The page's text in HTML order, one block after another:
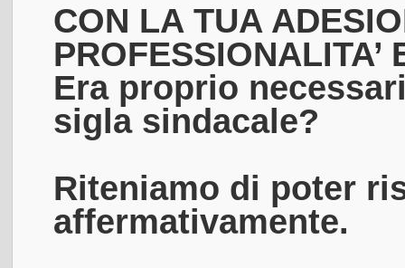
CON LA TUA
PROFESSIONALITA’
Era proprio
sigla sindacale?
Riteniamo di poter
affermativamente.